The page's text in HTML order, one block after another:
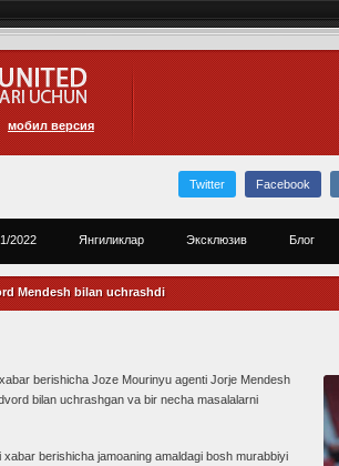
мобил версия
Twitter Facebook
2022 Янгиликлар Эксклюзив Блог
Mendesh bilan uchrashdi
berishicha Joze Mourinyu agenti Jorje Mendesh
bilan uchrashgan va bir necha masalalarni
berishicha jamoaning amaldagi bosh murabbiyi